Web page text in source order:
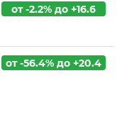
от -2.2% до +16.6
от -56.4% до +20.4